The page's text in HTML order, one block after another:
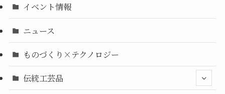
イベント情報
ニュース
ものづくり×テクノロジー
伝統工芸品